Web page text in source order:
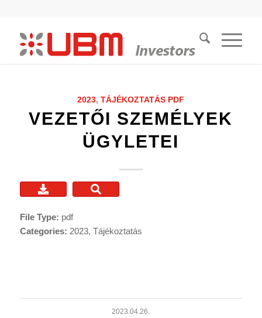
2023,TÁJÉKOZTATÁS PDF
VEZETŐI SZEMÉLYEK
ÜGYLETEI
File Type: pdf
Categories: 2023, Tájékoztatás
2023.04.26.